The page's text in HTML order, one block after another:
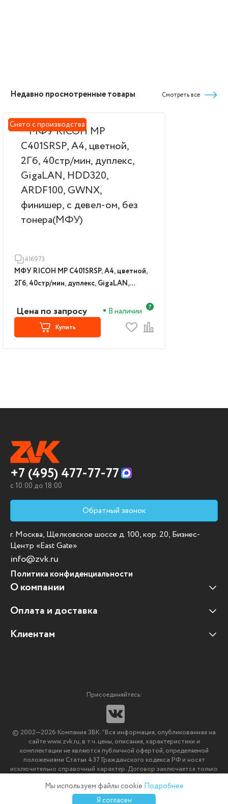
Недавно просмотренные товары Смотреть все
Снято с производства
416973
МФУ RICOH MP C401SRSP, A4, цветной,
2Гб, 40стр/мин, дуплекс, GigaLAN,
девел-ом, без тонера(МФУ)
Цена по запросу В наличии
Купить
+7 (495) 477-77-77
c 10:00 до 18:00
Обратный звонок
г. Москва, Щелковское шоссе д. 100, кор. 20, Бизнес-
Центр «East Gate»
info@zvk.ru
Политика конфиденциальности
О компании
Наши клиенты
Отзывы клиентов
Оплата и доставка
Оплата и доставка
Клиентам
Мультимедийное оборудование
Импортозамещение ПО
© 2002—2026 Компания ЗВК. *Вся информация, опубликованная на
сайте www.zvk.ru, в т.ч. цены, описания, характеристики и
комплектации не являются публичной офертой, определяемой
положениями Статьи 437 Гражданского кодекса РФ и носят
исключительно справочный характер. Договор заключается только
ЗВК.
Присоединяйтесь:
0 0
Мы используем файлы cookie Подробнее
Я согласен